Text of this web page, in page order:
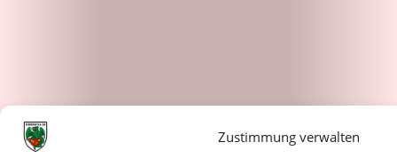
Zustimmung verwalten